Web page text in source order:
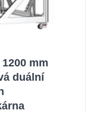
mm
duální